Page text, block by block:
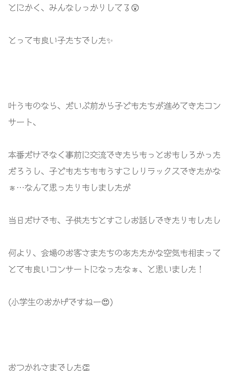
とにかく、みんなしっかりしてる 😲
とっても良い子たちでした✨
叶うものなら、だいぶ前から子どもたちが進めてきたコン
サート、
本番だけでなく事前に交流できたらもっとおもしろかった
だろうし、子どもたちももうすこしリラックスできたかな
ぁ …なんて思ったりもしましたが
当日だけでも、子供たちとすこしお話しできたりもしたし
何より、会場のお客さまたちのあたたかな空気も相まって
とても良いコンサートになったなぁ、と思いました！
(小学生のおかげですねー😍)
おつかれさまでした👏